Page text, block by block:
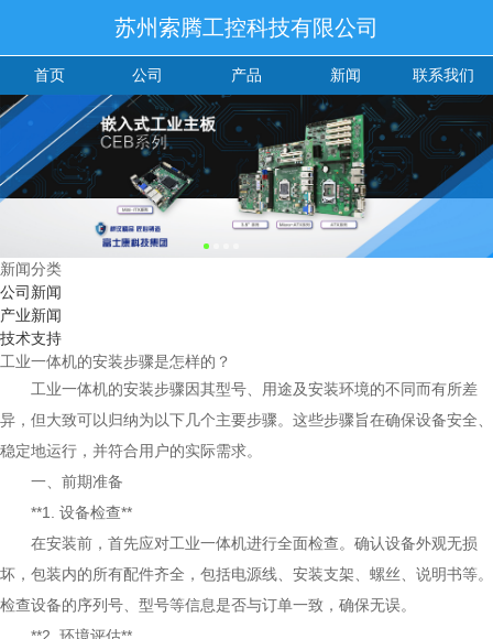
苏州索腾工控科技有限公司
首页 公司 产品 新闻 联系我们
新闻分类
公司新闻
产业新闻
技术支持
工业一体机的安装步骤是怎样的？
工业一体机的安装步骤因其型号、用途及安装环境的不同而有所差
异，但大致可以归纳为以下几个主要步骤。这些步骤旨在确保设备安全、
稳定地运行，并符合用户的实际需求。
一、前期准备
**1. 设备检查**
在安装前，首先应对工业一体机进行全面检查。确认设备外观无损
坏，包装内的所有配件齐全，包括电源线、安装支架、螺丝、说明书等。
检查设备的序列号、型号等信息是否与订单一致，确保无误。